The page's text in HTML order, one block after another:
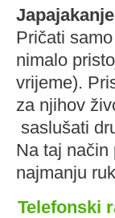
Pričati
nimalo
vrijeme).
za njihov
saslušati
Na taj način
najmanju
Telefonski